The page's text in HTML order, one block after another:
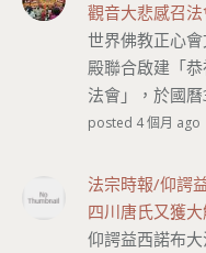
觀音大悲感召
世界佛教正心
殿聯合啟建「
法會」，於國曆
posted 4 個月 ago
法宗時報/仰諤
四川唐氏又獲
仰諤益西諾布